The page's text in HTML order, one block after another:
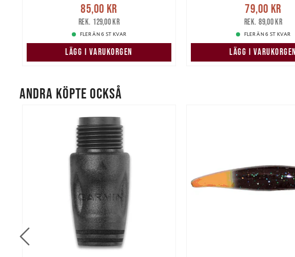
Nuvarande pris:85,00 kr
pris:129,00 kr
85,00 kr
129,00 kr
FLER ÄN 6 ST KVAR
LÄGG I VARUKORGEN
Nuvarande pris:79,00 kr
pris:89,00 kr
79,00 kr
89,00 kr
FLER ÄN 6 ST KVAR
LÄGG I VARUKORGEN
ANDRA KÖPTE OCKSÅ